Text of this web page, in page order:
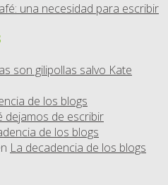
una necesidad para escribir
son gilipollas salvo Kate
de los blogs
dejamos de escribir
de los blogs
La decadencia de los blogs